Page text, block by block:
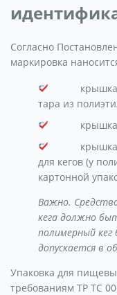
Согласно
маркировка
крышка,
тара из
крышка,
крышка,
для кегов (у
картонной
Важно.
кега должно
полимерный кег
допускается в
Упаковка для
требованиям ТР ТС